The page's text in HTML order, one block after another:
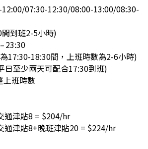
07:30-12:30/08:00-13:00/08:30-
到班2-5小時)
23:30
17:30-18:30間，上班時數為2-6小時)
日至少兩天可配合17:30到班)
上班時數
通津貼8 = $204/hr
通津貼8+晚班津貼20 = $224/hr